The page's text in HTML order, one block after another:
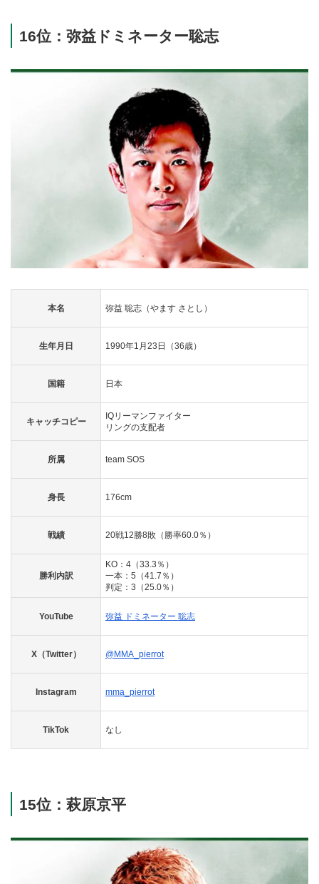
16位：弥益ドミネーター聡志
本名 弥益 聡志（やます さとし）
生年月日 1990年1月23日（36歳）
国籍 日本
キャッチコピー
IQリーマンファイター
リングの支配者
所属 team SOS
身長 176cm
戦績 20戦12勝8敗（勝率60.0％）
勝利内訳
KO：4（33.3％）
一本：5（41.7％）
判定：3（25.0％）
YouTube 弥益 ドミネーター 聡志
X（Twitter） @MMA_pierrot
Instagram mma_pierrot
TikTok なし
15位：萩原京平